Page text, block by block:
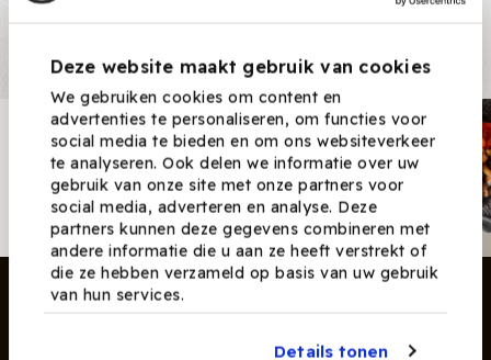
Deze website maakt gebruik van cookies
We gebruiken cookies om content en
advertenties te personaliseren, om functies voor
social media te bieden en om ons websiteverkeer
te analyseren. Ook delen we informatie over uw
gebruik van onze site met onze partners voor
social media, adverteren en analyse. Deze
partners kunnen deze gegevens combineren met
andere informatie die u aan ze heeft verstrekt of
die ze hebben verzameld op basis van uw gebruik
van hun services.
Details tonen
Recepten
Nieuwsbrief
Ontvang nieuwe recepten,
producten en tips maandelijks in
je mailbox.